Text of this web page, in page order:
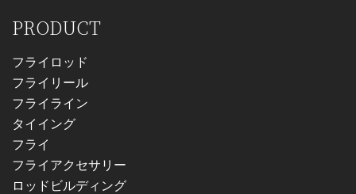
PRODUCT
フライロッド
フライリール
フライライン
タイイング
フライ
フライアクセサリー
ロッドビルディング